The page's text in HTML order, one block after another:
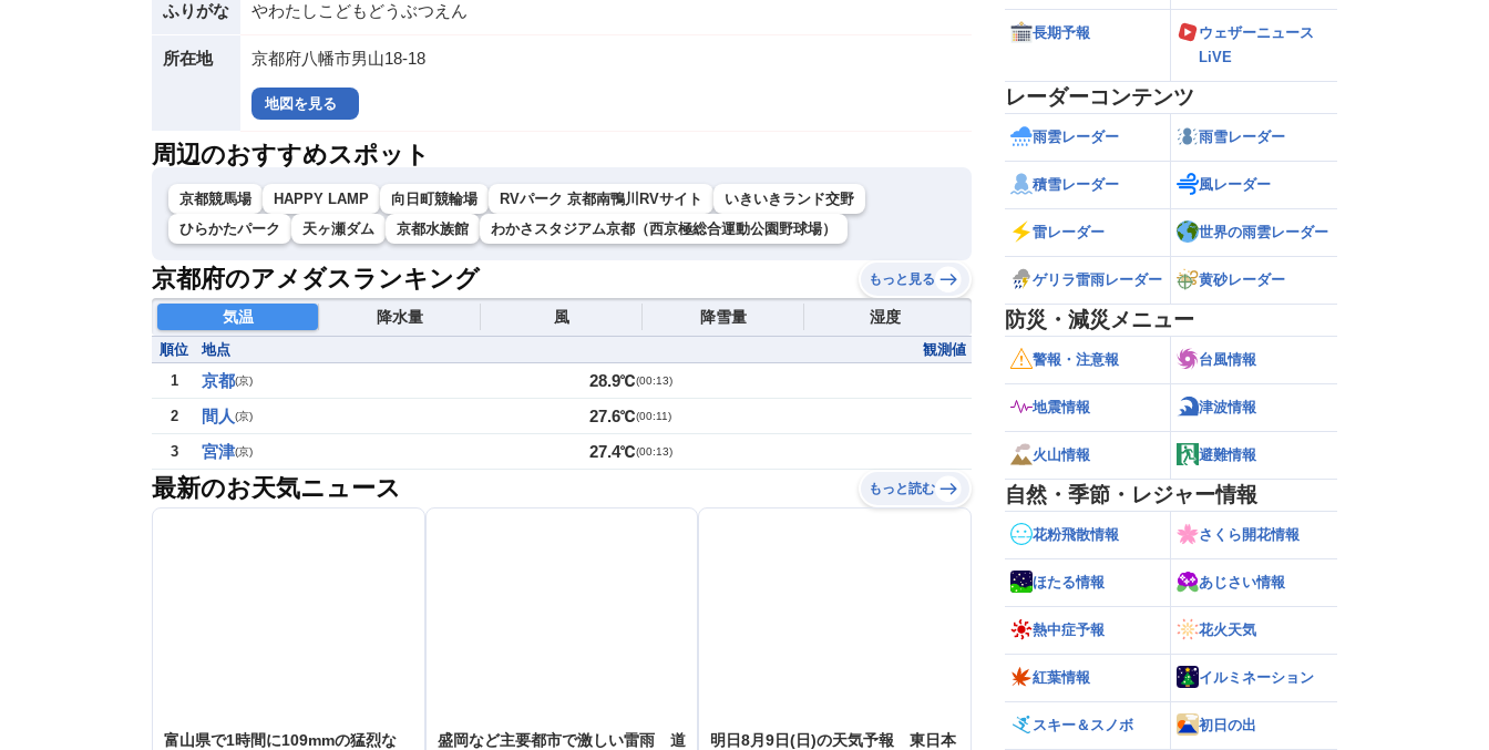
ふりがな やわたしこどもどうぶつえん
所在地 京都府八幡市男山18-18
地図を見る
周辺のおすすめスポット
京都競馬場 HAPPY LAMP 向日町競輪場 RVパーク 京都南鴨川RVサイト
いきいきランド交野
ひらかたパーク
天ヶ瀬ダム 京都水族館 わかさスタジアム京都（西京極総合運動公園野球場）
京都府のアメダスランキング もっと見る
気温 降水量 風 降雪量 湿度
順位 地点
観測値
1
京都(京) 28.9℃(00:13)
2 間人(京) 27.6℃(00:11)
3 宮津(京) 27.4℃(00:13)
最新のお天気ニュース もっと読む
富山県で1時間に109mmの猛烈な
盛岡など主要都市で激しい雷雨 道
明日8月9日(日)の天気予報 東日本
長期予報
ウェザーニュース
LiVE
レーダーコンテンツ
雨雲レーダー 雨雪レーダー
積雪レーダー 風レーダー
雷レーダー 世界の雨雲レーダー
ゲリラ雷雨レーダー 黄砂レーダー
防災・減災メニュー
警報・注意報 台風情報
地震情報 津波情報
火山情報 避難情報
自然・季節・レジャー情報
花粉飛散情報 さくら開花情報
ほたる情報 あじさい情報
熱中症予報 花火天気
紅葉情報 イルミネーション
スキー＆スノボ 初日の出